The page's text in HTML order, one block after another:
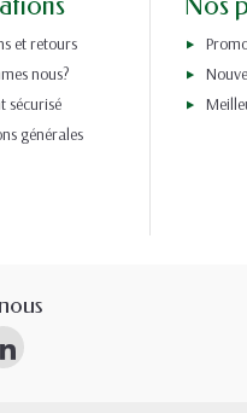
et retours
nous?
sécurisé
générales